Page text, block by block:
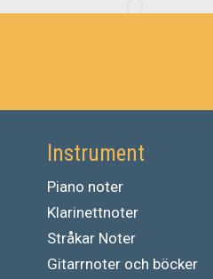
Instrument
Piano noter
Klarinettnoter
Stråkar Noter
Gitarrnoter och böcker